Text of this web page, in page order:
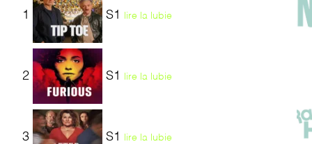
1 S1 lire la lubie
2 S1 lire la lubie
3 S1 lire la lubie